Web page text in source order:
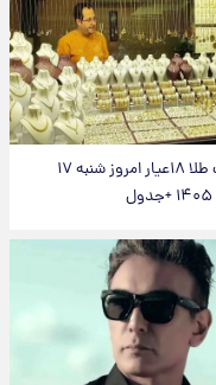
قیمت طلا ۱۸عیار امروز شنبه ۱۷